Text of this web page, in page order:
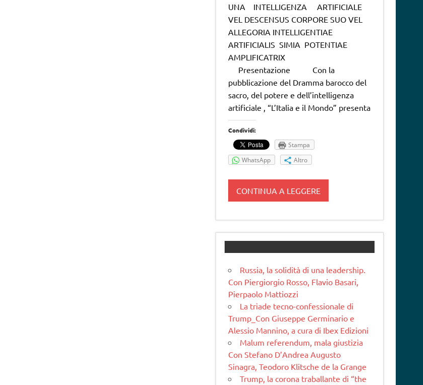
UNA INTELLIGENZA ARTIFICIALE
VEL DESCENSUS CORPORE SUO VEL
ALLEGORIA INTELLIGENTIAE
ARTIFICIALIS SIMIA POTENTIAE
AMPLIFICATRIX
Presentazione Con la
pubblicazione del Dramma barocco del
sacro, del potere e dell’intelligenza
artificiale , “L’Italia e il Mondo” presenta
Condividi:
Stampa
WhatsApp
Altro
CONTINUA A LEGGERE
Russia, la solidità di una leadership.
Con Piergiorgio Rosso, Flavio Basari,
Pierpaolo Mattiozzi
La triade tecno-confessionale di
Trump_Con Giuseppe Germinario e
Alessio Mannino, a cura di Ibex Edizioni
Malum referendum, mala giustizia
Con Stefano D’Andrea Augusto
Sinagra, Teodoro Klitsche de la Grange
Trump, la corona traballante di “the